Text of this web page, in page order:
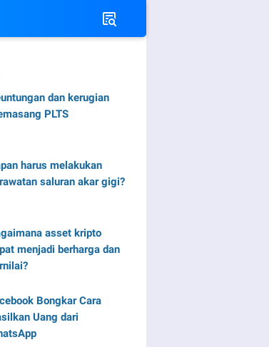
dan kerugian
PLTS
harus melakukan
saluran akar gigi?
asset kripto
menjadi berharga dan
Bongkar Cara
Uang dari